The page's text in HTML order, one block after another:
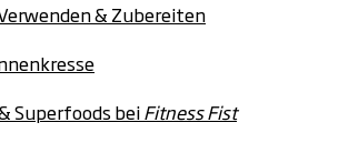
& Zubereiten
Superfoods beiFitness Fist